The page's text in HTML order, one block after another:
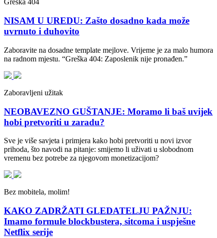
Greška 404
NISAM U UREDU: Zašto dosadno kada može
uvrnuto i duhovito
Zaboravite na dosadne template mejlove. Vrijeme je za malo humora
na radnom mjestu. “Greška 404: Zaposlenik nije pronađen.”
Zaboravljeni užitak
NEOBAVEZNO GUŠTANJE: Moramo li baš uvijek
hobi pretvoriti u zaradu?
Sve je više savjeta i primjera kako hobi pretvoriti u novi izvor
prihoda, što navodi na pitanje: smijemo li uživati u slobodnom
vremenu bez potrebe za njegovom monetizacijom?
Bez mobitela, molim!
KAKO ZADRŽATI GLEDATELJU PAŽNJU:
Imamo formule blockbustera, sitcoma i uspješne
Netflix serije